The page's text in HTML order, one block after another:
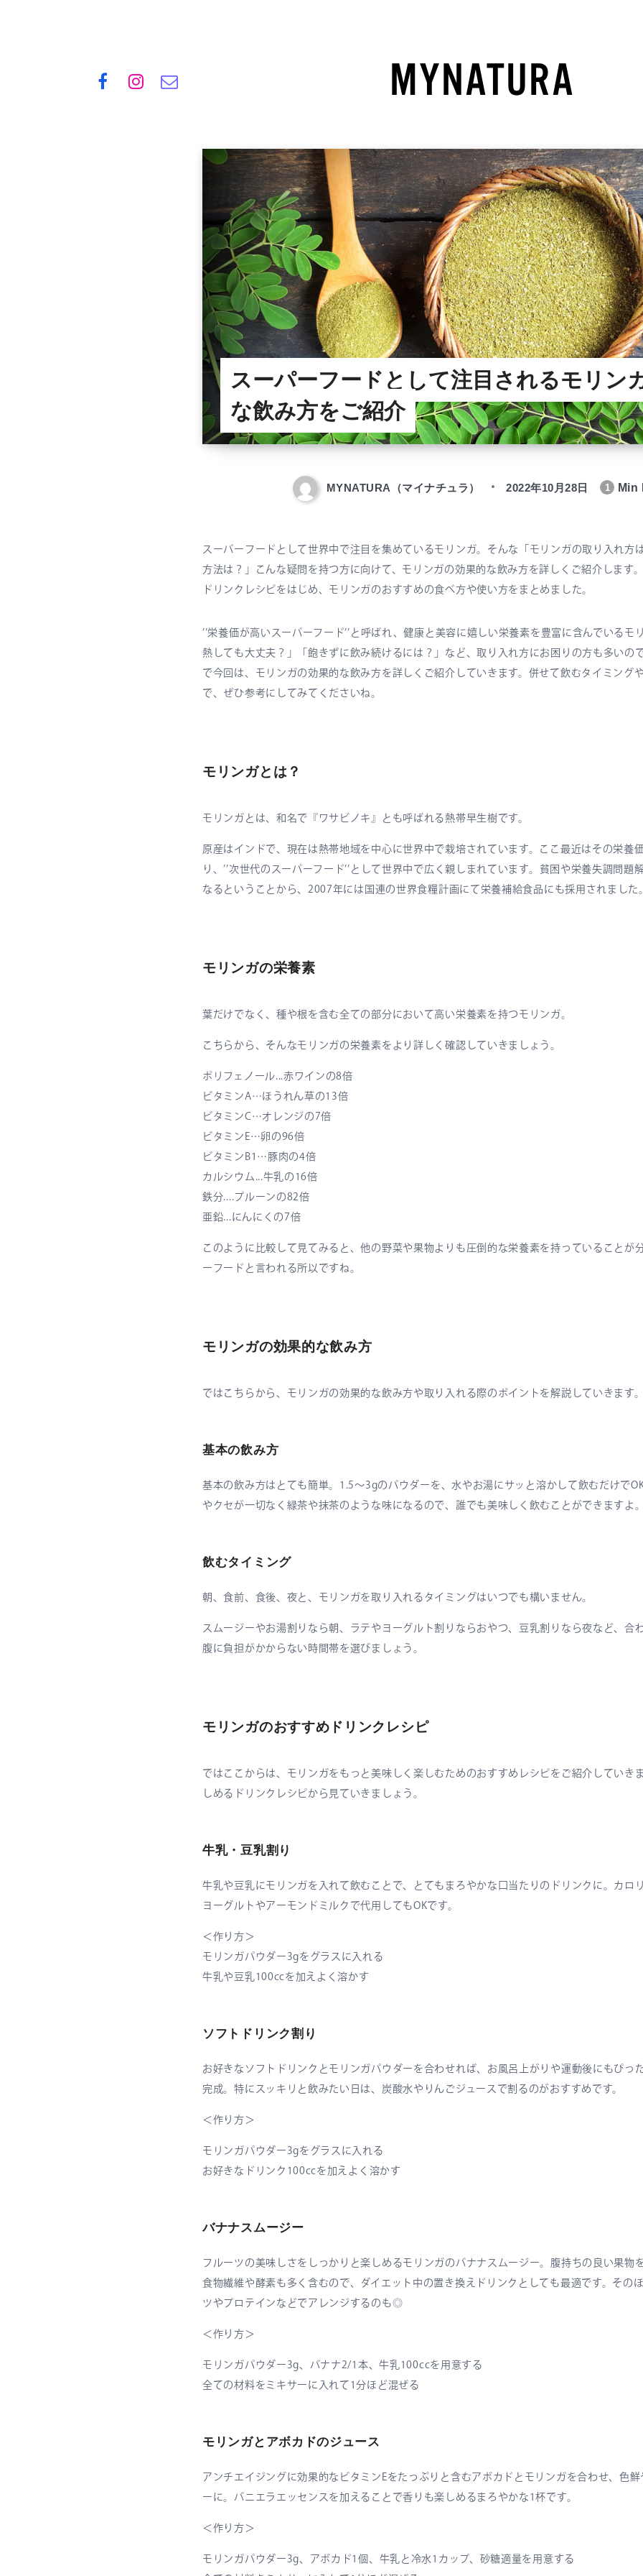
スーパーフードとして注目されるモリン
な飲み方をご紹介
MYNATURA（マイナチュラ） 2022年10月28日 1 Min
スーパーフードとして世界中で注目を集めているモリンガ。そんな「モリンガの取り入れ方
方法は？」こんな疑問を持つ方に向けて、モリンガの効果的な飲み方を詳しくご紹介します
ドリンクレシピをはじめ、モリンガのおすすめの食べ方や使い方をまとめました。
’’栄養価が高いスーパーフード’’と呼ばれ、健康と美容に嬉しい栄養素を豊富に含んでいるモ
熱しても大丈夫？」「飽きずに飲み続けるには？」など、取り入れ方にお困りの方も多いの
で今回は、モリンガの効果的な飲み方を詳しくご紹介していきます。併せて飲むタイミング
で、ぜひ参考にしてみてくださいね。
モリンガとは？
モリンガとは、和名で『ワサビノキ』とも呼ばれる熱帯早生樹です。
原産はインドで、現在は熱帯地域を中心に世界中で栽培されています。ここ最近はその栄養
り、’’次世代のスーパーフード’’として世界中で広く親しまれています。貧困や栄養失調問題
なるということから、2007年には国連の世界食糧計画にて栄養補給食品にも採用されました。
モリンガの栄養素
葉だけでなく、種や根を含む全ての部分において高い栄養素を持つモリンガ。
こちらから、そんなモリンガの栄養素をより詳しく確認していきましょう。
ポリフェノール...赤ワインの8倍
ビタミンA…ほうれん草の13倍
ビタミンC…オレンジの7倍
ビタミンE…卵の96倍
ビタミンB1…豚肉の4倍
カルシウム...牛乳の16倍
鉄分....プルーンの82倍
亜鉛...にんにくの7倍
このように比較して見てみると、他の野菜や果物よりも圧倒的な栄養素を持っていることが
ーフードと言われる所以ですね。
モリンガの効果的な飲み方
ではこちらから、モリンガの効果的な飲み方や取り入れる際のポイントを解説していきます。
基本の飲み方
基本の飲み方はとても簡単。1.5〜3gのパウダーを、水やお湯にサッと溶かして飲むだけで
やクセが一切なく緑茶や抹茶のような味になるので、誰でも美味しく飲むことができますよ。
飲むタイミング
朝、食前、食後、夜と、モリンガを取り入れるタイミングはいつでも構いません。
スムージーやお湯割りなら朝、ラテやヨーグルト割りならおやつ、豆乳割りなら夜など、合
腹に負担がかからない時間帯を選びましょう。
モリンガのおすすめドリンクレシピ
ではここからは、モリンガをもっと美味しく楽しむためのおすすめレシピをご紹介していき
しめるドリンクレシピから見ていきましょう。
牛乳・豆乳割り
牛乳や豆乳にモリンガを入れて飲むことで、とてもまろやかな口当たりのドリンクに。カロ
ヨーグルトやアーモンドミルクで代用してもOKです。
＜作り方＞
モリンガパウダー3gをグラスに入れる
牛乳や豆乳100ccを加えよく溶かす
ソフトドリンク割り
お好きなソフトドリンクとモリンガパウダーを合わせれば、お風呂上がりや運動後にもぴっ
完成。特にスッキリと飲みたい日は、炭酸水やりんごジュースで割るのがおすすめです。
＜作り方＞
モリンガパウダー3gをグラスに入れる
お好きなドリンク100ccを加えよく溶かす
バナナスムージー
フルーツの美味しさをしっかりと楽しめるモリンガのバナナスムージー。腹持ちの良い果物
食物繊維や酵素も多く含むので、ダイエット中の置き換えドリンクとしても最適です。その
ツやプロテインなどでアレンジするのも◎
＜作り方＞
モリンガパウダー3g、バナナ2/1本、牛乳100ccを用意する
全ての材料をミキサーに入れて1分ほど混ぜる
モリンガとアボカドのジュース
アンチエイジングに効果的なビタミンEをたっぷりと含むアボカドとモリンガを合わせ、色
ーに。バニエラエッセンスを加えることで香りも楽しめるまろやかな1杯です。
＜作り方＞
モリンガパウダー3g、アボカド1個、牛乳と冷水1カップ、砂糖適量を用意する